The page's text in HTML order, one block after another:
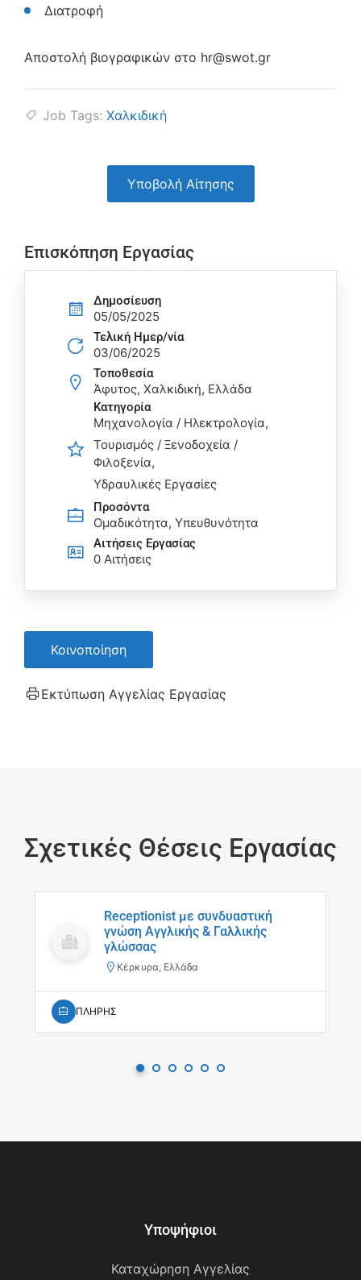
Διατροφή
Αποστολή βιογραφικών στο hr@swot.gr
Job Tags: Χαλκιδική
Υποβολή Αίτησης
Επισκόπηση Εργασίας
Δημοσίευση
05/05/2025
Τελική Ημερ/νία
03/06/2025
Τοποθεσία
Άφυτος, Χαλκιδική, Ελλάδα
Κατηγορία
Μηχανολογία / Ηλεκτρολογία
Τουρισμός / Ξενοδοχεία /
Φιλοξενία
Υδραυλικές Εργασίες
Προσόντα
Ομαδικότητα, Υπευθυνότητα
Αιτήσεις Eργασίας
0 Αιτήσεις
Κοινοποίηση
Εκτύπωση Αγγελίας Εργασίας
Σχετικές Θέσεις Εργασίας
Receptionist με συνδυαστική
γνώση Αγγλικής & Γαλλικής
γλώσσας
Κέρκυρα, Ελλάδα
ΠΛΗΡΗΣ
Υποψήφιοι
Καταχώρηση Αγγελίας